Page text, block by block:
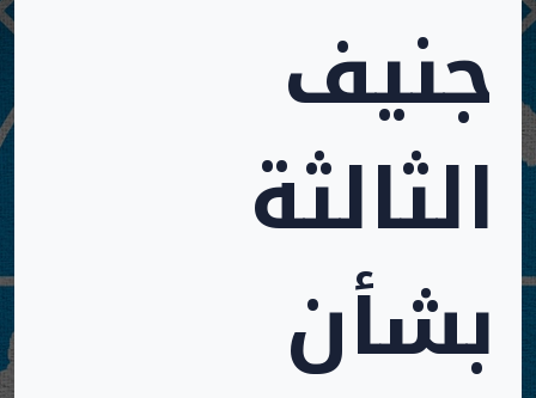
جنيف
الثالثة
بشأن